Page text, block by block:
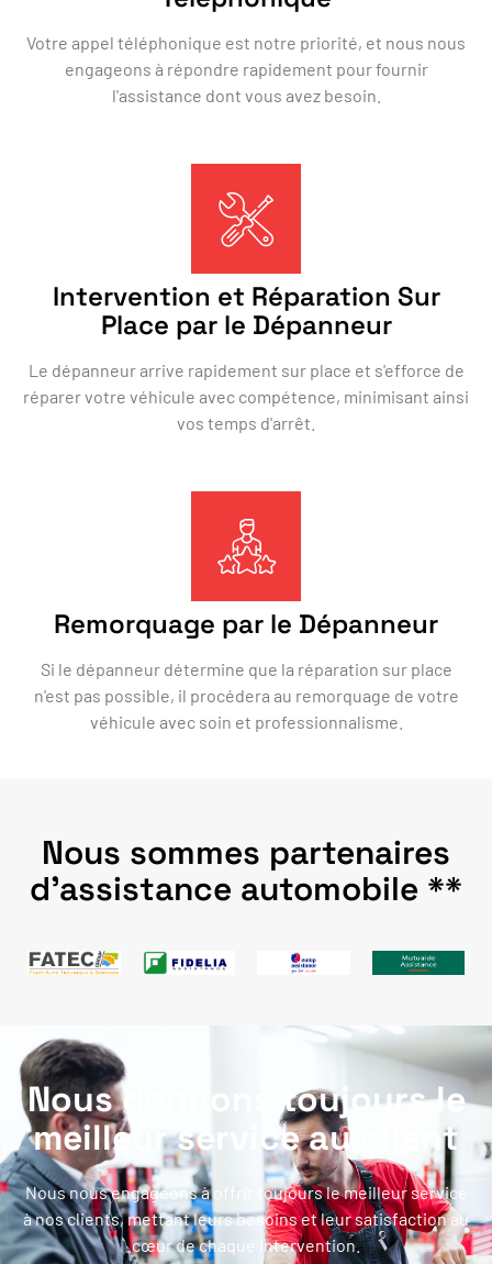
Votre appel téléphonique est notre priorité, et nous nous
engageons à répondre rapidement pour fournir
l'assistance dont vous avez besoin.
Intervention et Réparation Sur
Place par le Dépanneur
Le dépanneur arrive rapidement sur place et s'efforce de
réparer votre véhicule avec compétence, minimisant ainsi
vos temps d'arrêt.
Remorquage par le Dépanneur
Si le dépanneur détermine que la réparation sur place
n'est pas possible, il procédera au remorquage de votre
véhicule avec soin et professionnalisme.
Nous sommes partenaires
d'assistance automobile **
Nous donnons toujours le
meilleur service au client
Nous nous engageons à offrir toujours le meilleur service
à nos clients, mettant leurs besoins et leur satisfaction au
cœur de chaque intervention.